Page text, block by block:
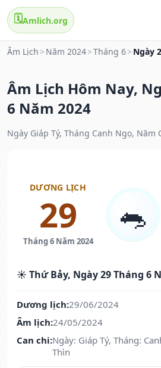
🗓️Amlich.org
Âm Lịch > Năm 2024>Tháng 6> Ngày
Âm Lịch Hôm Nay,
6 Năm 2024
Ngày Giáp Tý, Tháng Canh Ngọ, Năm
DƯƠNG LỊCH
29
Tháng 6 Năm 2024
🐀
☀️ Thứ Bảy, Ngày 29 Tháng 6
Dương lịch:29/06/2024
Âm lịch:24/05/2024
Can chi:Ngày: Giáp Tý, Tháng:
Thìn